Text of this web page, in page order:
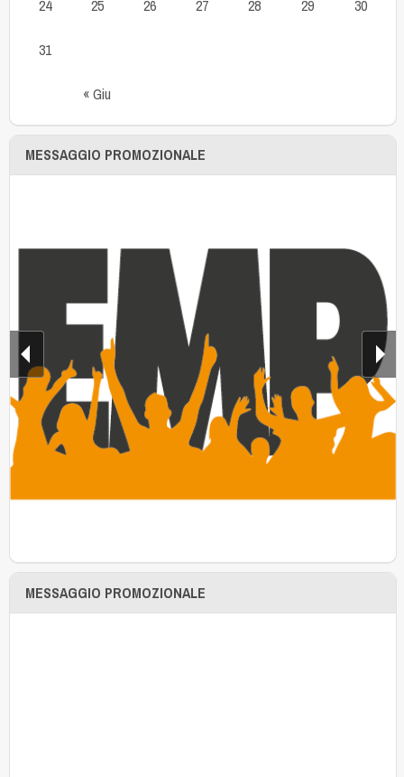
« Giu
24 25 26 27 28 29 30
31
MESSAGGIO PROMOZIONALE
MESSAGGIO PROMOZIONALE